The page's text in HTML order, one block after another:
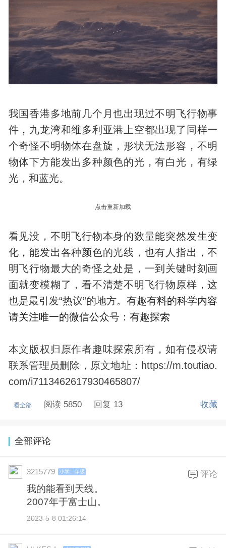
我国香港多地前几个月也出现过不明飞行物事
件，九龙湾和维多利亚港上空都出现了同样一
个奇怪不明物体在盘旋，形状无法形容，不明
物体下方能发出多种颜色的光，有白光，有绿
光，和蓝光。
点击重新加载
看见没，不明飞行物本身的数量能突然发生变
化，能发出各种颜色的光线，也有人指出，不
明飞行物最大的奇怪之处是，一到关键时刻画
面就变模糊了，看不清楚不明飞行物原样，这
也是最引发“热议”的地方。有趣有料的科学内容
请关注唯一的微信公众号：有趣探索
本文版权归原作者趣味探索所有，如有侵权请
联系管理员删除，原文地址：https://m.toutiao.
com/i7113462617930465807/
看全部 阅读 5850 回复 13 收藏
全部评论
3215779 小学二年级
我的能看到天线。
2007年于富士山。
2023-5-8 01:26:14
评论